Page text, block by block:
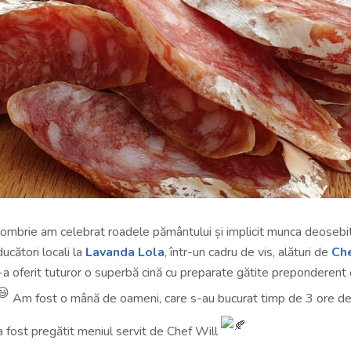
am celebrat roadele pământului și implicit munca
locali la Lavanda Lola, într-un cadru de vis, alături de
a oferit tuturor o superbă cină cu preparate gătite preponderent
Am fost o mână de oameni, care s-au bucurat timp de 3 ore
fost pregătit meniul servit de Chef Will